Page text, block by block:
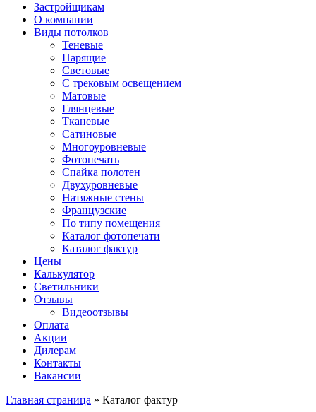
Застройщикам
О компании
Виды потолков
Теневые
Парящие
Световые
С трековым освещением
Матовые
Глянцевые
Тканевые
Сатиновые
Многоуровневые
Фотопечать
Спайка полотен
Двухуровневые
Натяжные стены
Французские
По типу помещения
Каталог фотопечати
Каталог фактур
Цены
Калькулятор
Светильники
Отзывы
Видеоотзывы
Оплата
Акции
Дилерам
Контакты
Вакансии
Главная страница » Каталог фактур